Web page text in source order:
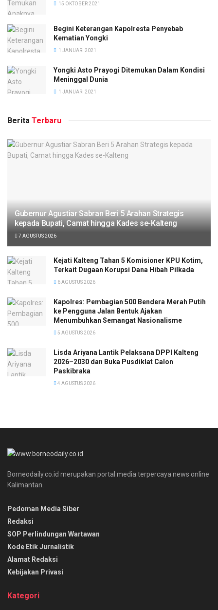
15 OKTOBER 2021
Begini Keterangan Kapolresta Penyebab
Kematian Yongki
1 JANUARI 2021
Yongki Asto Prayogi Ditemukan Dalam Kondisi
Meninggal Dunia
1 JANUARI 2021
Berita Terbaru
Gubernur Agustiar Sabran Beri 5 Arahan Strategis
kepada Bupati, Camat hingga Kades se-Kalteng
7 AGUSTUS 2026
Kejati Kalteng Tahan 5 Komisioner KPU Kotim,
Terkait Dugaan Korupsi Dana Hibah Pilkada
6 AGUSTUS 2026
Kapolres: Pembagian 500 Bendera Merah Putih
ke Pengguna Jalan Bentuk Ajakan
Menumbuhkan Semangat Nasionalisme
5 AGUSTUS 2026
Lisda Ariyana Lantik Pelaksana DPPI Kalteng
2026–2030 dan Buka Pusdiklat Calon
Paskibraka
4 AGUSTUS 2026
Borneodaily.co.id merupakan portal media terpercaya news online
Kalimantan.
Pedoman Media Siber
Redaksi
SOP Perlindungan Wartawan
Kode Etik Jurnalistik
Alamat Redaksi
Kebijakan Privasi
Kategori